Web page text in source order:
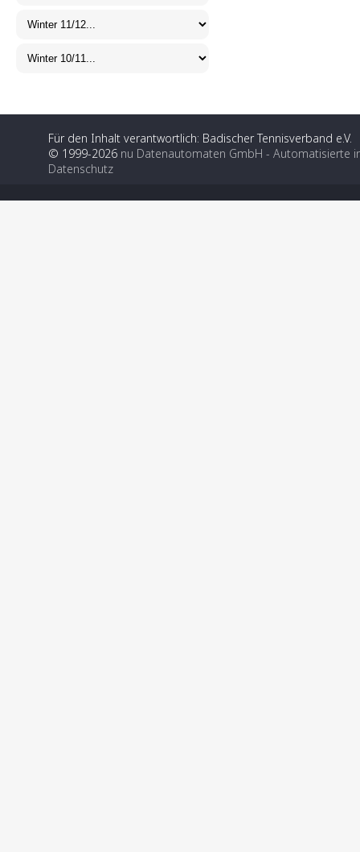
Für den Inhalt verantwortlich: Badischer Tennisverband e.V.
© 1999-2026 nu Datenautomaten GmbH - Automatisierte
Datenschutz